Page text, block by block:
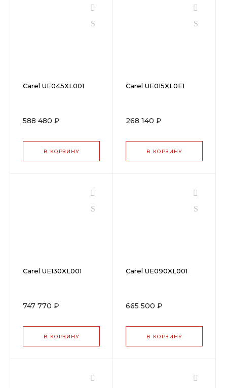
Carel UE045XL001
588 480 ₽
В КОРЗИНУ
Carel UE015XL0E1
268 140 ₽
В КОРЗИНУ
Carel UE130XL001
747 770 ₽
В КОРЗИНУ
Carel UE090XL001
665 500 ₽
В КОРЗИНУ